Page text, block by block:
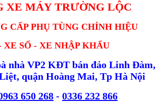
XE MÁY TRƯỜNG LỘC
CẤP PHỤ TÙNG CHÍNH HIỆU
XE SỐ - XE NHẬP KHẨU
nhà VP2 KĐT bán đảo Linh Đàm,
quận Hoàng Mai, Tp Hà Nội
650 268 - 0336 232 866